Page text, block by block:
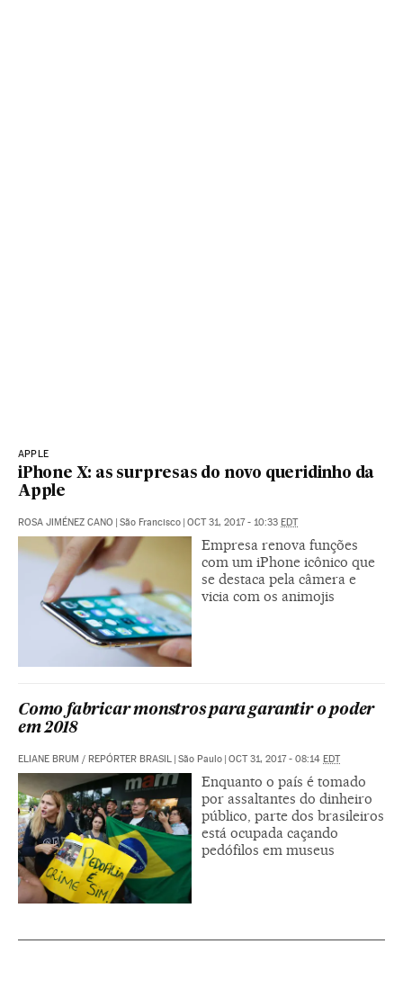
APPLE
iPhone X: as surpresas do novo queridinho da
Apple
ROSA JIMÉNEZ CANO | São Francisco | OCT 31, 2017 - 10:33 EDT
Empresa renova funções
com um iPhone icônico que
se destaca pela câmera e
vicia com os animojis
Como fabricar monstros para garantir o poder
em 2018
ELIANE BRUM / REPÓRTER BRASIL | São Paulo | OCT 31, 2017 - 08:14 EDT
Enquanto o país é tomado
por assaltantes do dinheiro
público, parte dos brasileiros
está ocupada caçando
pedófilos em museus